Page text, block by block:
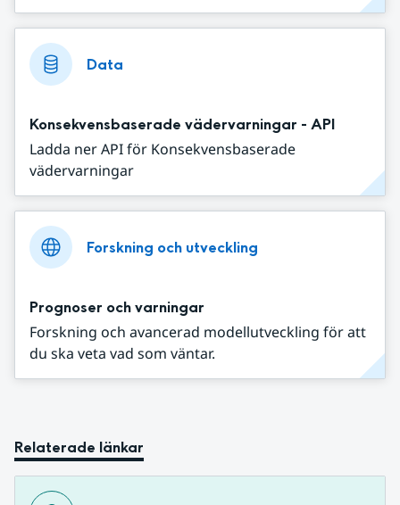
Data
Konsekvensbaserade vädervarningar - API
Ladda ner API för Konsekvensbaserade
vädervarningar
Forskning och utveckling
Prognoser och varningar
Forskning och avancerad modellutveckling för att
du ska veta vad som väntar.
Relaterade länkar